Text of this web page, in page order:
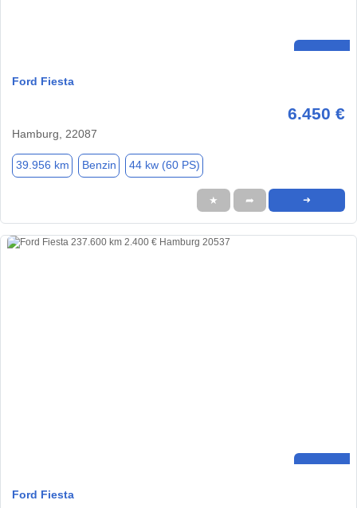
Ford Fiesta
6.450 €
Hamburg, 22087
39.956 km Benzin 44 kw (60 PS)
★ ➦ ➜
Ford Fiesta